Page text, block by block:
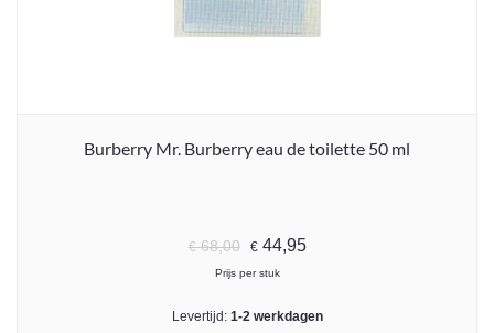
Burberry Mr. Burberry eau de toilette 50 ml
€68,00 €44,95
Prijs per stuk
Levertijd: 1-2 werkdagen